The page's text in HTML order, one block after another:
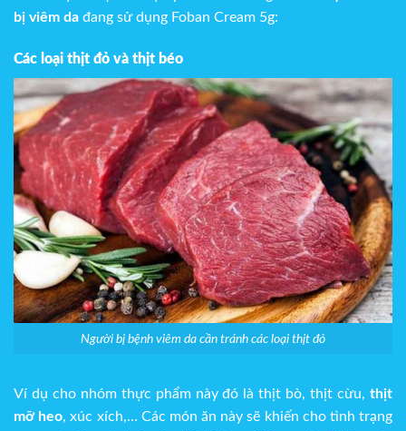
bị viêm da đang sử dụng Foban Cream 5g:
Các loại thịt đỏ và thịt béo
Người bị bệnh viêm da cần tránh các loại thịt đỏ
Ví dụ cho nhóm thực phẩm này đó là thịt bò, thịt cừu, thịt
mỡ heo, xúc xích,… Các món ăn này sẽ khiến cho tình trạng